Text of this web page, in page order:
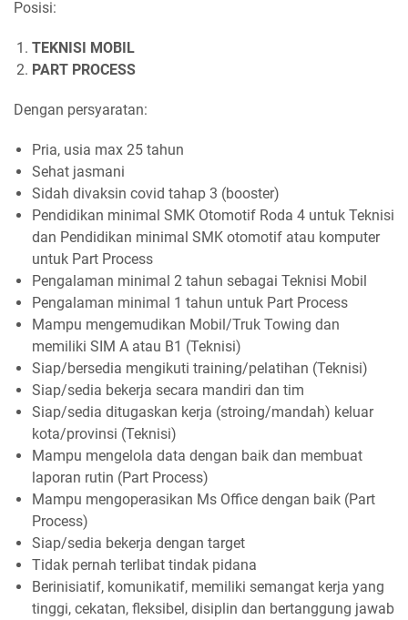
Posisi:
TEKNISI MOBIL
PART PROCESS
Dengan persyaratan:
Pria, usia max 25 tahun
Sehat jasmani
Sidah divaksin covid tahap 3 (booster)
Pendidikan minimal SMK Otomotif Roda 4 untuk Teknisi
dan Pendidikan minimal SMK otomotif atau komputer
untuk Part Process
Pengalaman minimal 2 tahun sebagai Teknisi Mobil
Pengalaman minimal 1 tahun untuk Part Process
Mampu mengemudikan Mobil/Truk Towing dan
memiliki SIM A atau B1 (Teknisi)
Siap/bersedia mengikuti training/pelatihan (Teknisi)
Siap/sedia bekerja secara mandiri dan tim
Siap/sedia ditugaskan kerja (stroing/mandah) keluar
kota/provinsi (Teknisi)
Mampu mengelola data dengan baik dan membuat
laporan rutin (Part Process)
Mampu mengoperasikan Ms Office dengan baik (Part
Process)
Siap/sedia bekerja dengan target
Tidak pernah terlibat tindak pidana
Berinisiatif, komunikatif, memiliki semangat kerja yang
tinggi, cekatan, fleksibel, disiplin dan bertanggung jawab